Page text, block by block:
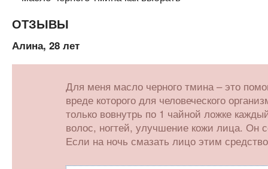
ОТЗЫВЫ
Алина, 28 лет
Для меня масло черного тмина – это
вреде которого для человеческого
только вовнутрь по 1 чайной ложке
волос, ногтей, улучшение кожи лица.
Если на ночь смазать лицо этим